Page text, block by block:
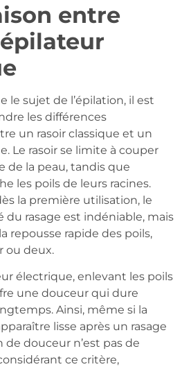
entre
le sujet de l’épilation, il est
les différences
un rasoir classique et un
Le rasoir se limite à couper
de la peau, tandis que
les poils de leurs racines.
la première utilisation, le
rasage est indéniable, mais
repousse rapide des poils,
ou deux.
électrique, enlevant les poils
une douceur qui dure
Ainsi, même si la
lisse après un rasage
de douceur n’est pas de
ce critère,